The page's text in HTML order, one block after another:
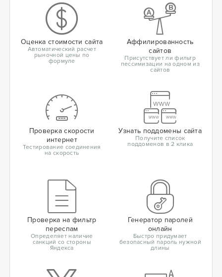
Оценка стоимости сайта
Автоматический расчет
рыночной цены по
формуле
Аффилированность
сайтов
Присутствует ли фильтр
пессимизации на одном из
сайтов
Проверка скорости
интернет
Тестирование соединения
на скорость
Узнать поддомены сайта
Получите список
поддоменов в 2 клика
Проверка на фильтр
переспам
Определяет наличие
санкций со стороны
Яндекса
Генератор паролей
онлайн
Быстро придумает
безопасный пароль нужной
длины